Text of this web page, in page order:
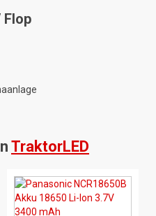
Flop
TraktorLED